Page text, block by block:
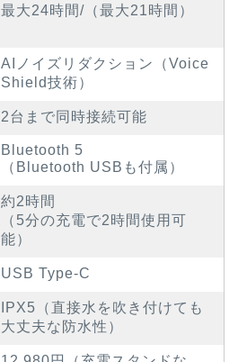
最大24時間/（最大21時間）
AIノイズリダクション（Voice
Shield技術）
2台まで同時接続可能
Bluetooth 5
（Bluetooth USBも付属）
約2時間
（5分の充電で2時間使用可
能）
USB Type-C
IPX5（直接水を吹き付けても
大丈夫な防水性）